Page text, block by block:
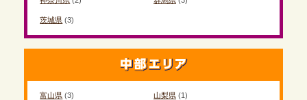
茨城県 (3)
富山県 (3) 山梨県(1)